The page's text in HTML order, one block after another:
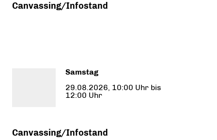
Canvassing/Infostand
Samstag
29.08.2026, 10:00 Uhr bis
12:00 Uhr
Canvassing/Infostand